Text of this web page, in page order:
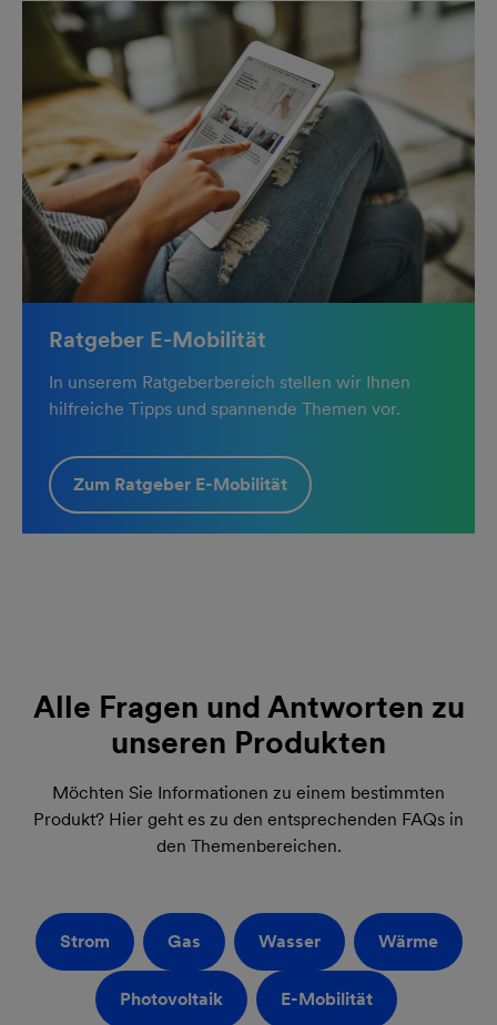
Ratgeber E-Mobilität
In unserem Ratgeberbereich stellen wir Ihnen
hilfreiche Tipps und spannende Themen vor.
Zum Ratgeber E-Mobilität
Alle Fragen und Antworten zu
unseren Produkten
Möchten Sie Informationen zu einem bestimmten
Produkt? Hier geht es zu den entsprechenden FAQs in
den Themenbereichen.
Strom Gas Wasser Wärme
Photovoltaik E-Mobilität